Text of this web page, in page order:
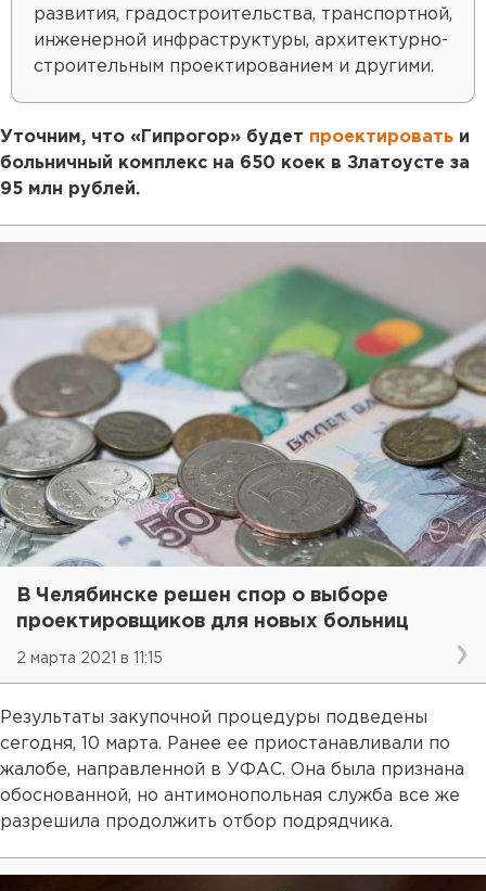
развития, градостроительства, транспортной,
инженерной инфраструктуры, архитектурно-
строительным проектированием и другими.
Уточним, что «Гипрогор» будет проектировать и
больничный комплекс на 650 коек в Златоусте за
95 млн рублей.
В Челябинске решен спор о выборе
проектировщиков для новых больниц
2 марта 2021 в 11:15
Результаты закупочной процедуры подведены
сегодня, 10 марта. Ранее ее приостанавливали по
жалобе, направленной в УФАС. Она была признана
обоснованной, но антимонопольная служба все же
разрешила продолжить отбор подрядчика.